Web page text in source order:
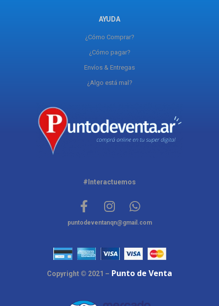
AYUDA
¿Cómo Comprar?
¿Cómo pagar?
Envíos & Entregas
¿Algo está mal?
#Interactuemos
puntodeventanqn@gmail.com
Copyright © 2021 – Punto de Venta